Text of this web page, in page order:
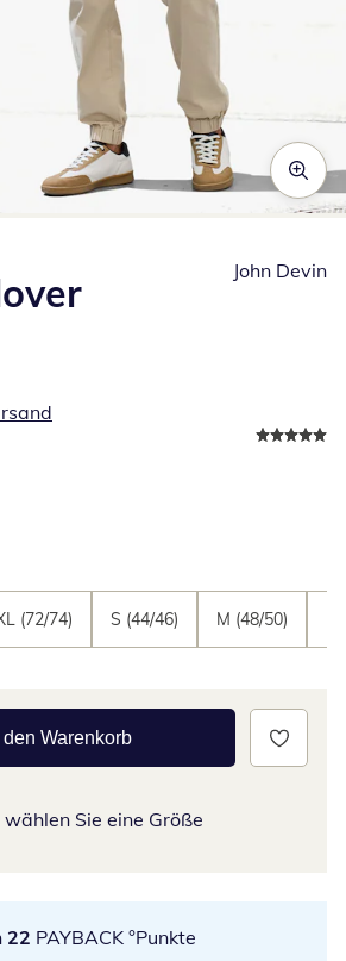
John Devin
(72/74) S (44/46) M (48/50)
den Warenkorb
Sie eine Größe
22 PAYBACK °Punkte